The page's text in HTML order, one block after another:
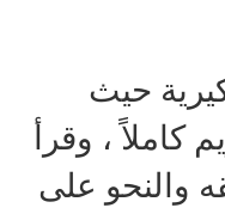
حيث
كاملاً ، وقرأ
والنحو على